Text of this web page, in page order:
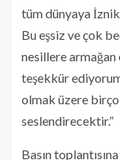
tüm dünyaya
Bu eşsiz ve çok
nesillere armağan
teşekkür
olmak üzere
seslendirecektir.”
Basın